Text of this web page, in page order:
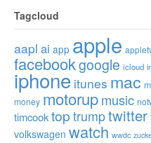
Tagcloud
aapl ai app apple
facebookgoogle icloud
iphone itunes mac
money motorupmusic
timcooktop trumptwitter
volkswagen watch wwdc